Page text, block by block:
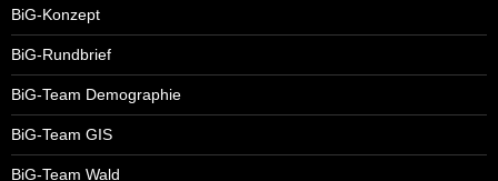
BiG-Konzept
BiG-Rundbrief
BiG-Team Demographie
BiG-Team GIS
BiG-Team Wald